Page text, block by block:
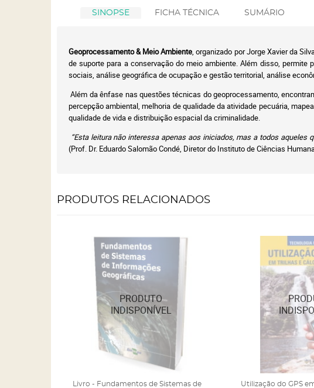
SINOPSE FICHA TÉCNICA SUMÁRIO
Geoprocessamento & Meio Ambiente, organizado por Jorge Xavier da
de suporte para a conservação do meio ambiente. Além disso,
sociais, análise geográfica de ocupação e gestão territorial, análise
Além da ênfase nas questões técnicas do geoprocessamento,
percepção ambiental, melhoria de qualidade da atividade pecuária,
qualidade de vida e distribuição espacial da criminalidade.
“Esta leitura não interessa apenas aos iniciados, mas a todos
(Prof. Dr. Eduardo Salomão Condé, Diretor do Instituto de Ciências
PRODUTOS RELACIONADOS
Livro - Fundamentos de Sistemas de
Utilização do GPS